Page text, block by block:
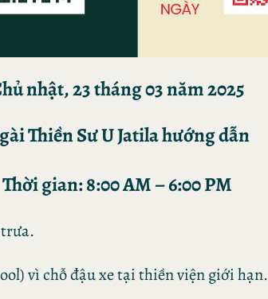
nhật, 23 tháng 03 năm 2025
Thiền Sư U Jatila hướng dẫn
Thời gian: 8:00 AM – 6:00 PM
vì chỗ đậu xe tại thiền viện giới hạn.